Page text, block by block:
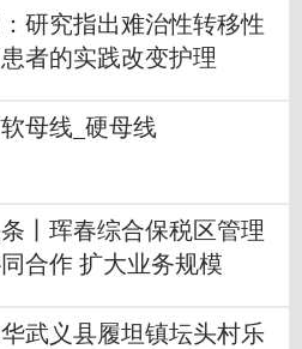
研究指出难治性转移性
者的实践改变护理
母线_硬母线
丨珲春综合保税区管理
合作 扩大业务规模
武义县履坦镇坛头村乐